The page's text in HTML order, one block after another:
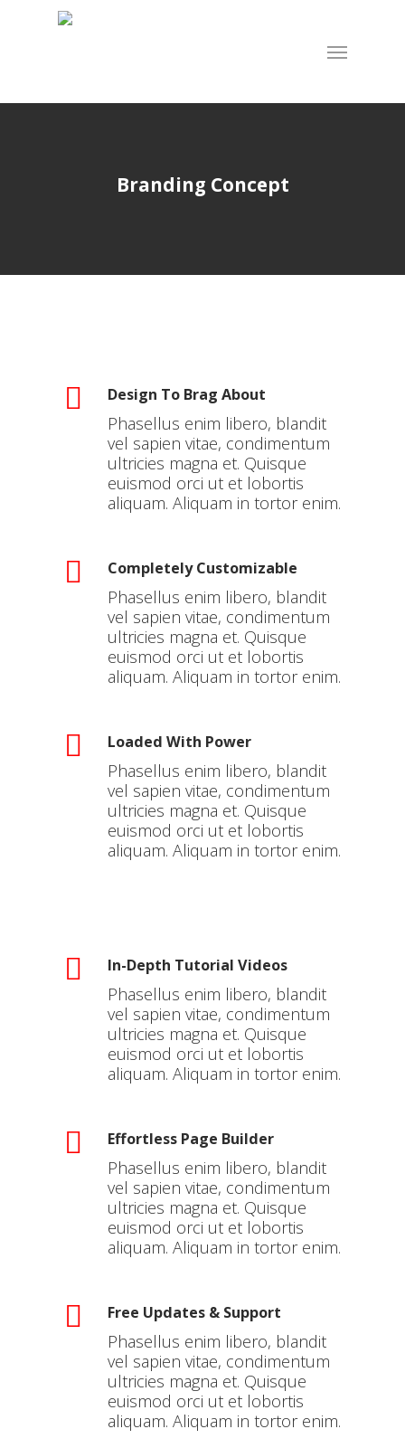
Menu
Branding Concept
Design To Brag About
Phasellus enim libero, blandit
vel sapien vitae, condimentum
ultricies magna et. Quisque
euismod orci ut et lobortis
aliquam. Aliquam in tortor enim.
Completely Customizable
Phasellus enim libero, blandit
vel sapien vitae, condimentum
ultricies magna et. Quisque
euismod orci ut et lobortis
aliquam. Aliquam in tortor enim.
Loaded With Power
Phasellus enim libero, blandit
vel sapien vitae, condimentum
ultricies magna et. Quisque
euismod orci ut et lobortis
aliquam. Aliquam in tortor enim.
In-Depth Tutorial Videos
Phasellus enim libero, blandit
vel sapien vitae, condimentum
ultricies magna et. Quisque
euismod orci ut et lobortis
aliquam. Aliquam in tortor enim.
Effortless Page Builder
Phasellus enim libero, blandit
vel sapien vitae, condimentum
ultricies magna et. Quisque
euismod orci ut et lobortis
aliquam. Aliquam in tortor enim.
Free Updates & Support
Phasellus enim libero, blandit
vel sapien vitae, condimentum
ultricies magna et. Quisque
euismod orci ut et lobortis
aliquam. Aliquam in tortor enim.